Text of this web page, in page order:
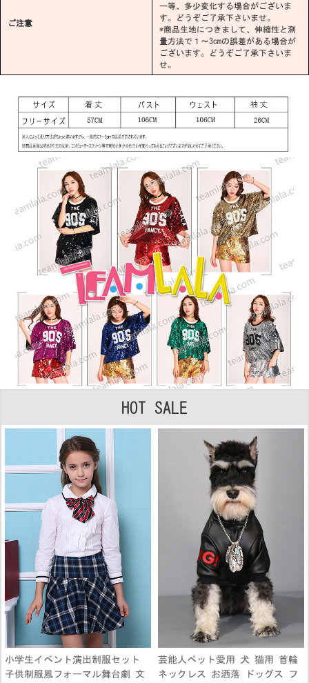
ご注意
ー等、多少変化する場合がございま
す。どうぞご了承下さいませ。
*商品生地につきまして、伸縮性と測
量方法で１～3cmの誤差がある場合が
ございます。どうぞご了承下さいま
せ。
HOT SALE
小学生イベント演出制服セット
子供制服風フォーマル舞台劇 文
芸能人ペット愛用 犬 猫用 首輪
ネックレス お洒落 ドッグス フ